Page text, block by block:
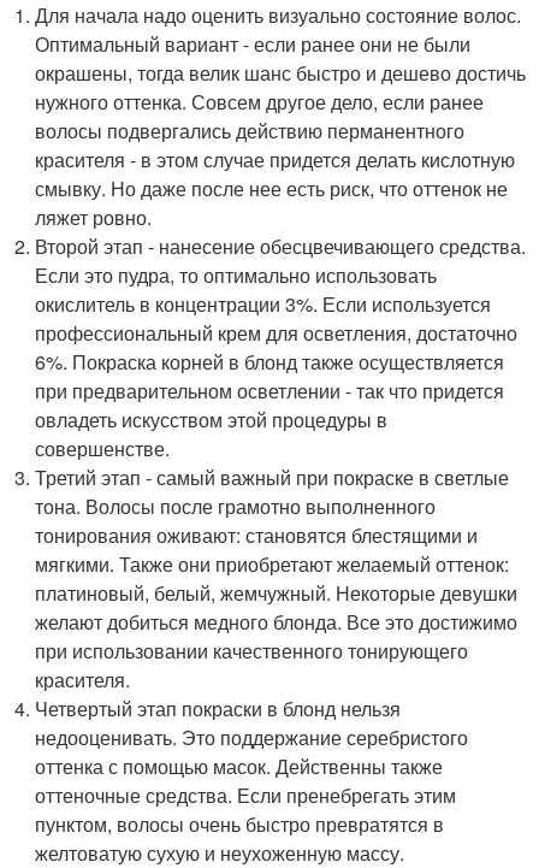
Для начала надо оценить визуально состояние волос.
Оптимальный вариант - если ранее они не были
окрашены, тогда велик шанс быстро и дешево достичь
нужного оттенка. Совсем другое дело, если ранее
волосы подвергались действию перманентного
красителя - в этом случае придется делать кислотную
смывку. Но даже после нее есть риск, что оттенок не
ляжет ровно.
Второй этап - нанесение обесцвечивающего средства.
Если это пудра, то оптимально использовать
окислитель в концентрации 3%. Если используется
профессиональный крем для осветления, достаточно
6%. Покраска корней в блонд также осуществляется
при предварительном осветлении - так что придется
овладеть искусством этой процедуры в
совершенстве.
Третий этап - самый важный при покраске в светлые
тона. Волосы после грамотно выполненного
тонирования оживают: становятся блестящими и
мягкими. Также они приобретают желаемый оттенок:
платиновый, белый, жемчужный. Некоторые девушки
желают добиться медного блонда. Все это достижимо
при использовании качественного тонирующего
красителя.
Четвертый этап покраски в блонд нельзя
недооценивать. Это поддержание серебристого
оттенка с помощью масок. Действенны также
оттеночные средства. Если пренебрегать этим
пунктом, волосы очень быстро превратятся в
желтоватую сухую и неухоженную массу.